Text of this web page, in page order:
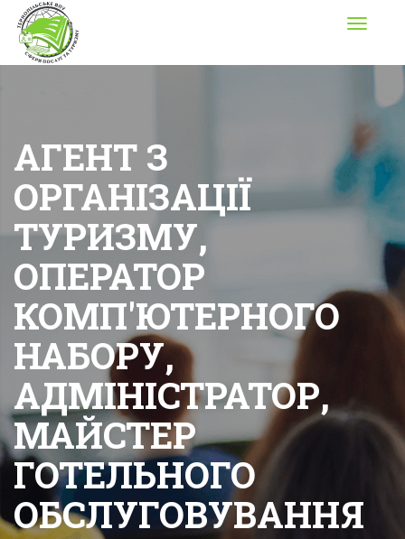
Toggle
АГЕНТ З
ОРГАНІЗАЦІЇ
ТУРИЗМУ,
ОПЕРАТОР
КОМП'ЮТЕРНОГО
НАБОРУ,
АДМІНІСТРАТОР,
МАЙСТЕР
ГОТЕЛЬНОГО
ОБСЛУГОВУВАННЯ